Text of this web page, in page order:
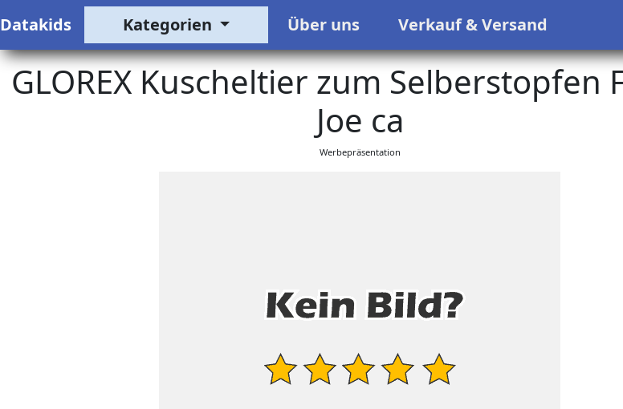
Datakids Kategorien Über uns Verkauf & Versand
GLOREX Kuscheltier zum Selberstopfen
Joe ca
Werbepräsentation